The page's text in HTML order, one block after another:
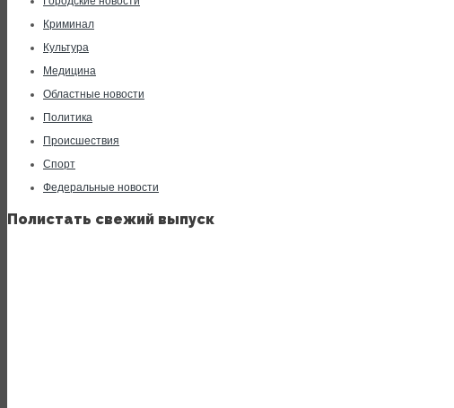
Криминал
Культура
Медицина
Областные новости
Политика
Происшествия
Спорт
Федеральные новости
Полистать свежий выпуск